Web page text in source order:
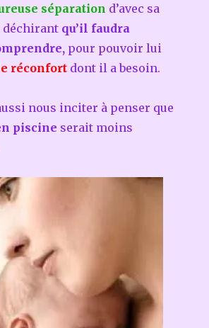
séparation d’avec sa
déchirant qu’il faudra
pour pouvoir lui
réconfort dont il a besoin.
nous inciter à penser que
piscine serait moins